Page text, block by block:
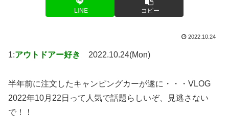
LINE コピー
2022.10.24
1:アウトドアー好き 2022.10.24(Mon)
半年前に注文したキャンピングカーが遂に・・・VLOG
2022年10月22日って人気で話題らしいぞ、見逃さない
で！！